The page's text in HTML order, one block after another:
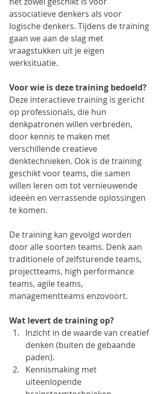
associatieve denkers als voor
logische denkers. Tijdens de training
gaan we aan de slag met
vraagstukken uit je eigen
werksituatie.
Voor wie is deze training bedoeld?
Deze interactieve training is gericht
op professionals, die hun
denkpatronen willen verbreden,
door kennis te maken met
verschillende creatieve
denktechnieken. Ook is de training
geschikt voor teams, die samen
willen leren om tot vernieuwende
ideeën en verrassende oplossingen
te komen.
De training kan gevolgd worden
door alle soorten teams. Denk aan
traditionele of zelfsturende teams,
projectteams, high performance
teams, agile teams,
managementteams enzovoort.
Wat levert de training op?
Inzicht in de waarde van creatief
denken (buiten de gebaande
paden).
Kennismaking met
uiteenlopende